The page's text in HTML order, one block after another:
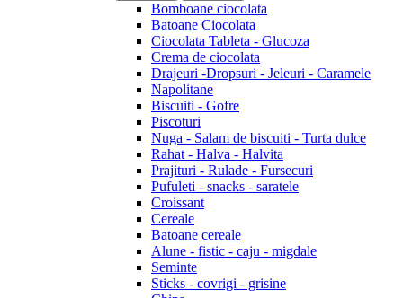
Bomboane ciocolata
Batoane Ciocolata
Ciocolata Tableta - Glucoza
Crema de ciocolata
Drajeuri -Dropsuri - Jeleuri - Caramele
Napolitane
Biscuiti - Gofre
Piscoturi
Nuga - Salam de biscuiti - Turta dulce
Rahat - Halva - Halvita
Prajituri - Rulade - Fursecuri
Pufuleti - snacks - saratele
Croissant
Cereale
Batoane cereale
Alune - fistic - caju - migdale
Seminte
Sticks - covrigi - grisine